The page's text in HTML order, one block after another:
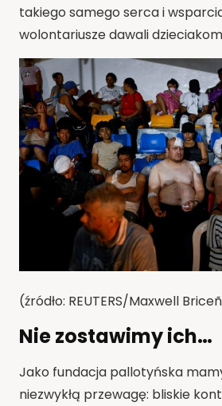
takiego samego serca i
wolontariusze dawali
(źródło: REUTERS/Maxwell
Nie zostawimy ich…
Jako fundacja pallotyńska
niezwykłą przewagę: bliskie